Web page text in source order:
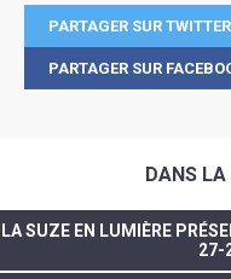
PARTAGER SUR TWITTER
PARTAGER SUR
DANS LA
LA SUZE EN LUMIÈRE
27-